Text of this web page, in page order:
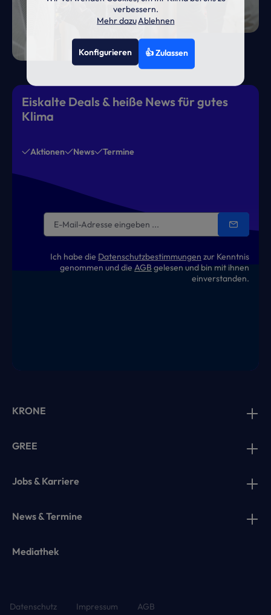
Eiskalte Deals & heiße News für gutes
Klima
Aktionen News Termine
Ich habe die Datenschutzbestimmungen zur Kenntnis
genommen und die AGB gelesen und bin mit ihnen
einverstanden.
KRONE
GREE
Jobs & Karriere
News & Termine
Mediathek
Datenschutz Impressum AGB
verbessern.
Mehr dazuAblehnen
Konfigurieren 👍 Zulassen